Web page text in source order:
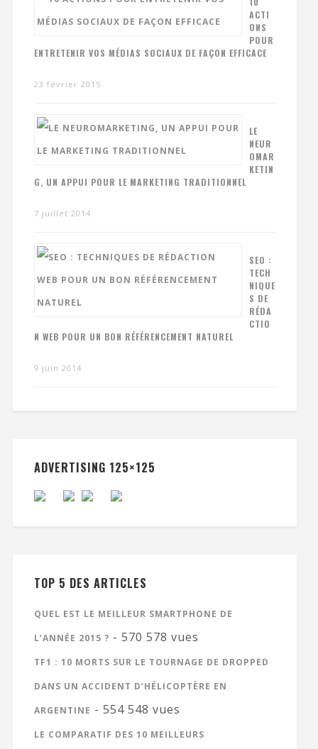
ACTI
ONS
POUR
ENTRETENIR VOS MÉDIAS SOCIAUX DE FAÇON EFFICACE
23 février 2015
LE
NEUR
OMAR
KETIN
G, UN APPUI POUR LE MARKETING TRADITIONNEL
7 juillet 2014
SEO :
TECH
NIQUE
S DE
RÉDA
CTIO
N WEB POUR UN BON RÉFÉRENCEMENT NATUREL
9 juin 2014
ADVERTISING 125×125
TOP 5 DES ARTICLES
QUEL EST LE MEILLEUR SMARTPHONE DE
L’ANNÉE 2015 ? - 570 578 vues
TF1 : 10 MORTS SUR LE TOURNAGE DE DROPPED
DANS UN ACCIDENT D’HÉLICOPTÈRE EN
ARGENTINE - 554 548 vues
LE COMPARATIF DES 10 MEILLEURS